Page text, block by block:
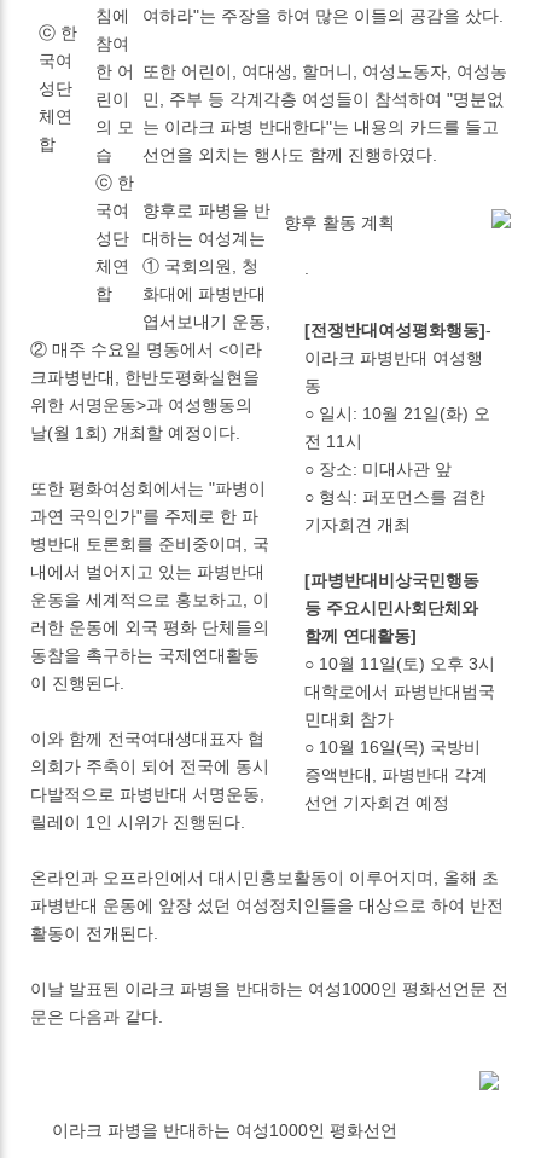
ⓒ 한
국여
성단
체연
합
침에
참여
한 어
린이
의 모
습
ⓒ 한
국여
성단
체연
합
여하라"는 주장을 하여 많은 이들의 공감을 샀다.
또한 어린이, 여대생, 할머니, 여성노동자, 여성농
민, 주부 등 각계각층 여성들이 참석하여 "명분없
는 이라크 파병 반대한다"는 내용의 카드를 들고
선언을 외치는 행사도 함께 진행하였다.
향후 활동 계획
[전쟁반대여성평화행동]-
이라크 파병반대 여성행
동
○ 일시: 10월 21일(화) 오
전 11시
○ 장소: 미대사관 앞
○ 형식: 퍼포먼스를 겸한
기자회견 개최
[파병반대비상국민행동
등 주요시민사회단체와
함께 연대활동]
○ 10월 11일(토) 오후 3시
대학로에서 파병반대범국
민대회 참가
○ 10월 16일(목) 국방비
증액반대, 파병반대 각계
선언 기자회견 예정
향후로 파병을 반
대하는 여성계는
① 국회의원, 청
화대에 파병반대
엽서보내기 운동,
② 매주 수요일 명동에서 <이라
크파병반대, 한반도평화실현을
위한 서명운동>과 여성행동의
날(월 1회) 개최할 예정이다.
또한 평화여성회에서는 "파병이
과연 국익인가"를 주제로 한 파
병반대 토론회를 준비중이며, 국
내에서 벌어지고 있는 파병반대
운동을 세계적으로 홍보하고, 이
러한 운동에 외국 평화 단체들의
동참을 촉구하는 국제연대활동
이 진행된다.
이와 함께 전국여대생대표자 협
의회가 주축이 되어 전국에 동시
다발적으로 파병반대 서명운동,
릴레이 1인 시위가 진행된다.
온라인과 오프라인에서 대시민홍보활동이 이루어지며, 올해 초
파병반대 운동에 앞장 섰던 여성정치인들을 대상으로 하여 반전
활동이 전개된다.
이날 발표된 이라크 파병을 반대하는 여성1000인 평화선언문 전
문은 다음과 같다.
이라크 파병을 반대하는 여성1000인 평화선언